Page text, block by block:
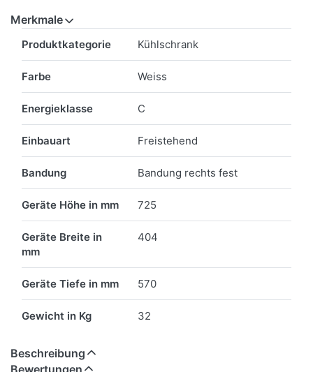
Merkmale
Produktkategorie Kühlschrank
Farbe Weiss
Energieklasse C
Einbauart Freistehend
Bandung Bandung rechts fest
Geräte Höhe in mm 725
Geräte Breite in
mm
404
Geräte Tiefe in mm 570
Gewicht in Kg 32
Beschreibung